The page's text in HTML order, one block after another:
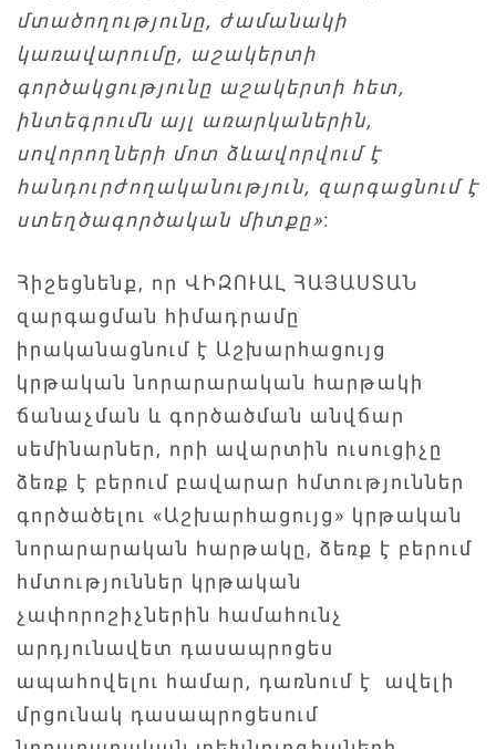
մտածողությունը, ժամանակի
կառավարումը, աշակերտի
գործակցությունը աշակերտի հետ,
ինտեգրումն այլ առարկաներին,
սովորողների մոտ ձևավորվում է
հանդուրժողականություն, զարգացնում է
ստեղծագործական միտքը»:
Հիշեցնենք, որ ՎԻԶՈՒԱԼ ՀԱՅԱՍՏԱՆ
զարգացման հիմադրամը
իրականացնում է Աշխարհացույց
կրթական նորարարական հարթակի
ճանաչման և գործածման անվճար
սեմինարներ, որի ավարտին ուսուցիչը
ձեռք է բերում բավարար հմտություններ
գործածելու «Աշխարհացույց» կրթական
նորարարական հարթակը, ձեռք է բերում
հմտություններ կրթական
չափորոշիչներին համահունչ
արդյունավետ դասապրոցես
ապահովելու համար, դառնում է ավելի
մրցունակ դասապրոցեսում